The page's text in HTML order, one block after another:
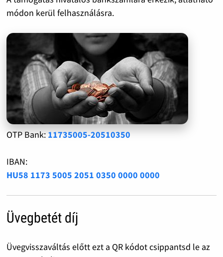
módon kerül felhasználásra.
OTP Bank: 11735005-20510350
IBAN:
HU58 1173 5005 2051 0350 0000 0000
Üvegbetét díj
Üvegvisszaváltás előtt ezt a QR kódot csippantsd le az